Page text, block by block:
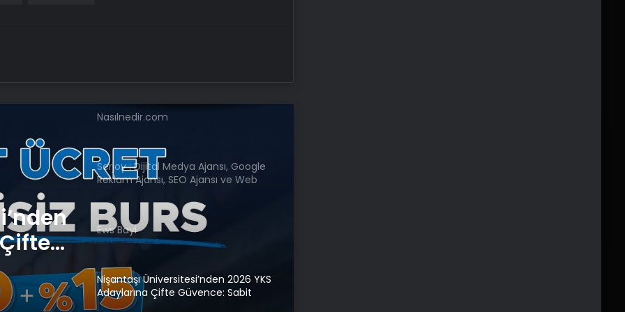
ve
Evcil
Serjoy : Dijital Medya Ajansı, Google
Ews Bayi
Nişantaşı Üniversitesi’nden 2026 YKS
Adaylarına Çifte Güvence: Sabit
Petmona : Kedi Maması ve Köpek
Maması İle Tüm Evcil Hayvan